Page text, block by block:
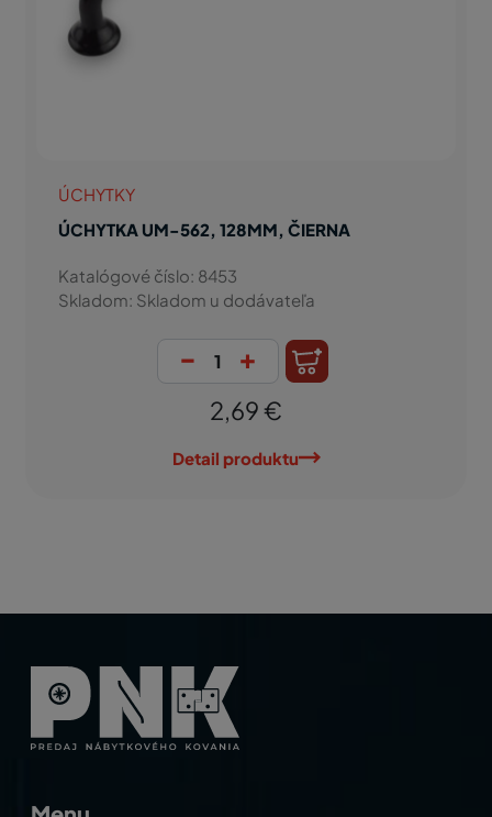
ÚCHYTKY
ÚCHYTKA UM-562, 128MM, ČIERNA
Katalógové číslo: 8453
Skladom: Skladom u dodávateľa
- +
2,69 €
Detail produktu